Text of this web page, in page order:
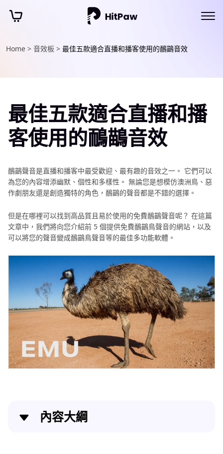
Home > 音效板 > 最佳五款適合直播和播客使用的鴯鶓音效
最佳五款適合直播和播
客使用的鴯鶓音效
鴯鶓聲音是直播和播客中最受歡迎、最有趣的音效之一。 它們可以
為您的內容增添幽默、個性和多樣性。 無論您是想模仿澳洲鳥、惡
作劇朋友還是創造獨特的角色，鴯鶓的聲音都是不錯的選擇。
但是在哪裡可以找到高品質且易於使用的免費鴯鶓聲音呢？ 在這篇
文章中，我們將向您介紹前 5 個提供免費鴯鶓鳥聲音的網站，以及
可以將您的聲音變成鴯鶓鳥聲音等的最佳多功能軟體。
內容大綱